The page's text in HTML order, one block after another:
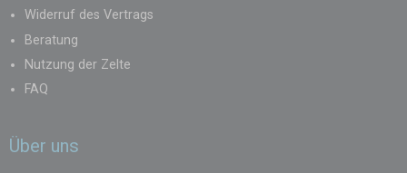
Widerruf des Vertrags
Beratung
Nutzung der Zelte
FAQ
Über uns